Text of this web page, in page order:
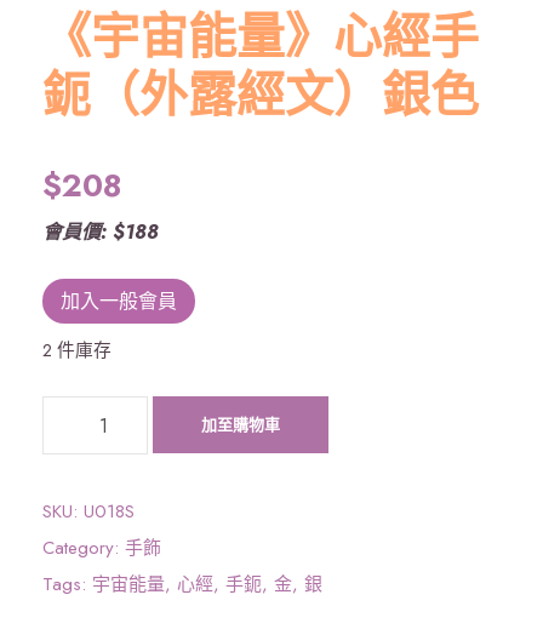
《宇宙能量》心經手
鈪（外露經文）銀色
$208
會員價: $188
加入一般會員
2 件庫存
能
量
》
加至購物車
SKU: U018S
Category: 手飾
Tags: 宇宙能量, 心經, 手鈪, 金, 銀